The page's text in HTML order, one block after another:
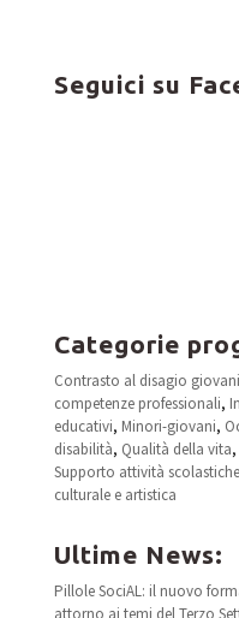
Seguici su
Categorie
Contrasto al disagio
competenze professionali,
educativi, Minori-giovani,
disabilità, Qualità della vita,
Supporto attività
culturale e artistica
Ultime News:
Pillole SociAL: il nuovo
attorno ai temi del Terzo